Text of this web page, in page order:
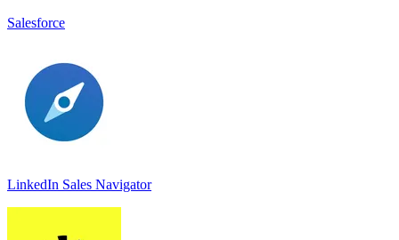
Salesforce
LinkedIn Sales Navigato‪r